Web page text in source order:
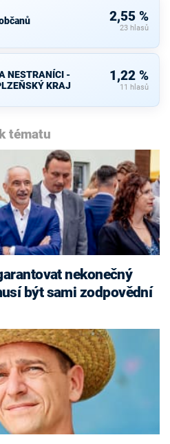
2,55 %
23 hlasů
NESTRANÍCI -
KRAJ
1,22 %
11 hlasů
tématu
být sami zodpovědní